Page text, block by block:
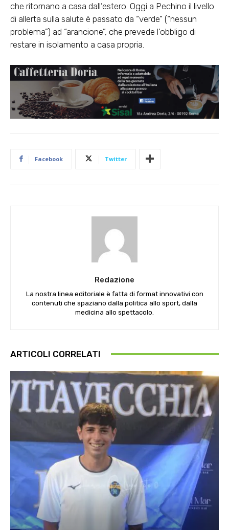
che ritornano a casa dall’estero. Oggi a Pechino il livello
di allerta sulla salute è passato da “verde” (“nessun
problema”) ad “arancione”, che prevede l’obbligo di
restare in isolamento a casa propria.
Facebook Twitter
Redazione
La nostra linea editoriale è fatta di format innovativi con
contenuti che spaziano dalla politica allo sport, dalla
medicina allo spettacolo.
ARTICOLI CORRELATI